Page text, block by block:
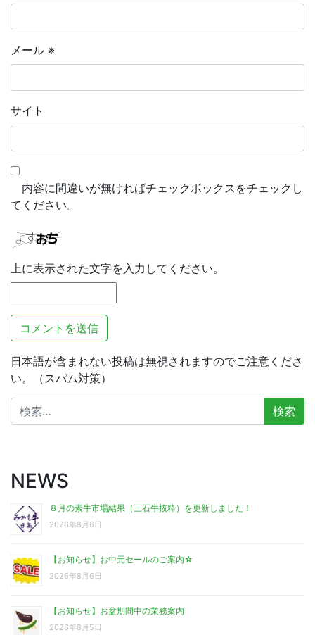
メール ※
サイト
内容に間違いが無ければチェックボックスをチェックし
てください。
上に表示された文字を入力してください。
日本語が含まれない投稿は無視されますのでご注意くださ
い。（スパム対策）
検
索:
NEWS
８月の素牛市場結果（三石牛抜粋）を更新しました！
2026年8月6日
【お知らせ】お中元セールのご案内☆
2026年8月6日
【お知らせ】お盆期間中の業務案内
2026年8月5日